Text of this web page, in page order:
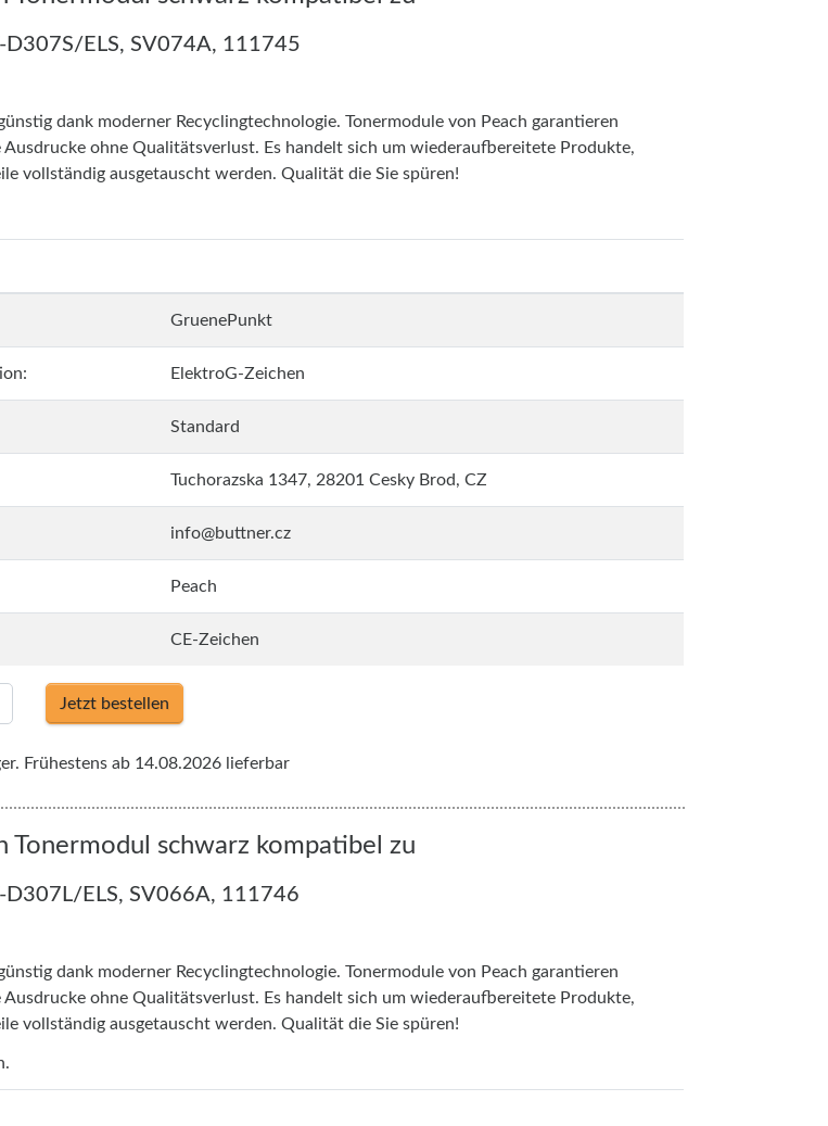
D307S/ELS, SV074A, 111745
dank moderner Recyclingtechnologie. Tonermodule von Peach garantieren
ohne Qualitätsverlust. Es handelt sich um wiederaufbereitete Produkte,
vollständig ausgetauscht werden. Qualität die Sie spüren!
GruenePunkt
ElektroG-Zeichen
Standard
Tuchorazska 1347, 28201 Cesky Brod, CZ
info@buttner.cz
Peach
CE-Zeichen
Jetzt bestellen
Frühestens ab 14.08.2026 lieferbar
schwarz kompatibel zu
D307L/ELS, SV066A, 111746
dank moderner Recyclingtechnologie. Tonermodule von Peach garantieren
ohne Qualitätsverlust. Es handelt sich um wiederaufbereitete Produkte,
vollständig ausgetauscht werden. Qualität die Sie spüren!